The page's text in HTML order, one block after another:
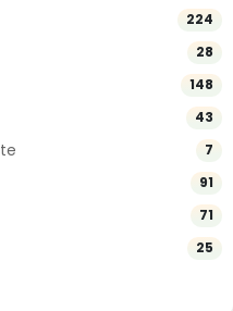
224
28
148
43
7
91
71
25